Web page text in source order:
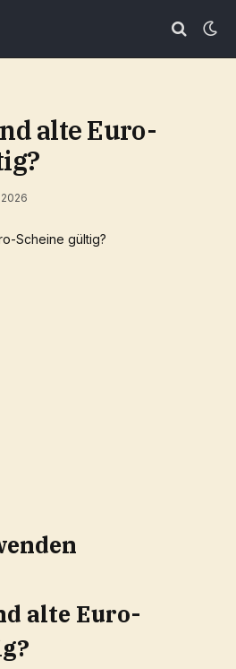
alte Euro-
alte Euro-